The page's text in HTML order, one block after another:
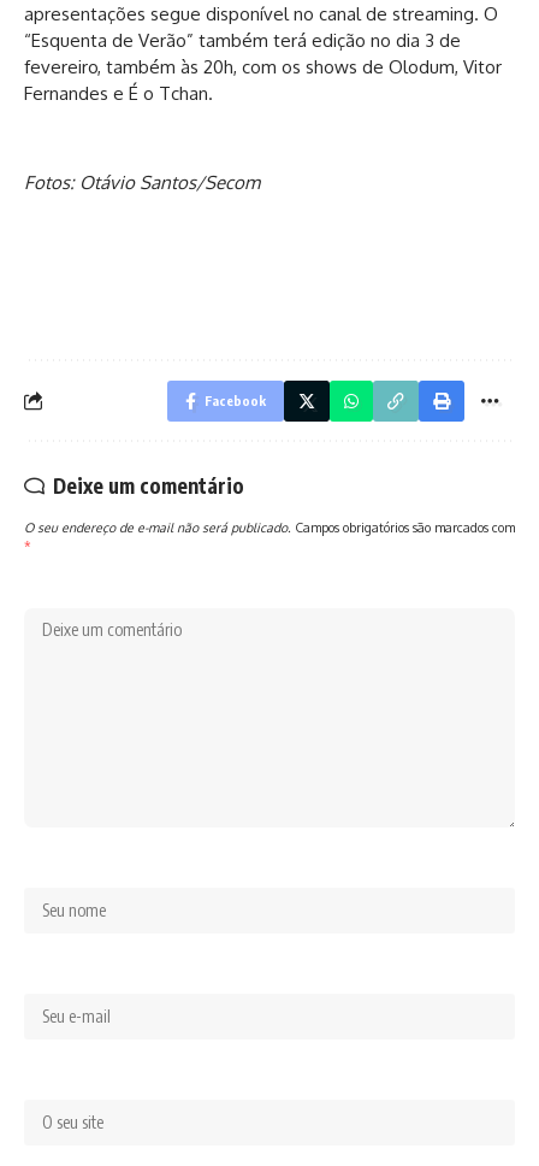
apresentações segue disponível no canal de streaming. O
“Esquenta de Verão” também terá edição no dia 3 de
fevereiro, também às 20h, com os shows de Olodum, Vitor
Fernandes e É o Tchan.
Fotos: Otávio Santos/Secom
Facebook
Deixe um comentário
O seu endereço de e-mail não será publicado. Campos obrigatórios são marcados com
*